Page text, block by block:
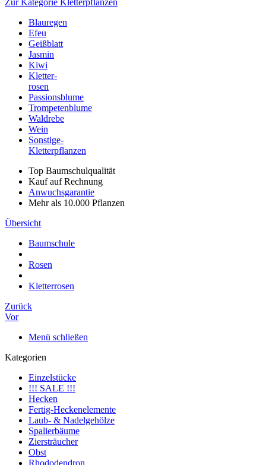
Zur Kategorie Kletterpflanzen
Blauregen
Efeu
Geißblatt
Jasmin
Kiwi
Kletter-
rosen
Passionsblume
Trompetenblume
Waldrebe
Wein
Sonstige-
Kletterpflanzen
Top Baumschulqualität
Kauf auf Rechnung
Anwuchsgarantie
Mehr als 10.000 Pflanzen
Übersicht
Baumschule
Rosen
Kletterrosen
Zurück
Vor
Menü schließen
Kategorien
Einzelstücke
!!! SALE !!!
Hecken
Fertig-Heckenelemente
Laub- & Nadelgehölze
Spalierbäume
Ziersträucher
Obst
Rhododendron